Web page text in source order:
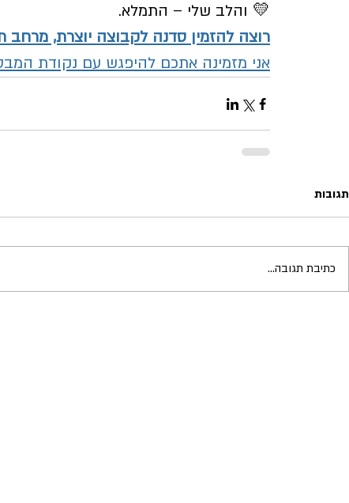
💛 והלב שלי – התמלא.
רוצה להזמין סדנה לקבוצה יוצרת, מרחב
אני מזמינה אתכם להיפגש עם נקודת
תגובות
כתיבת תגובה...